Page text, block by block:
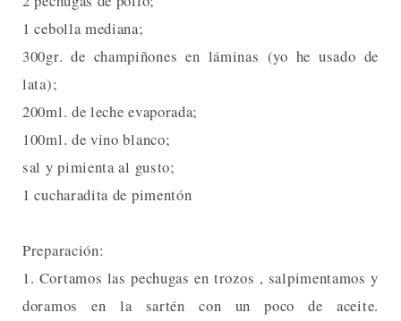
1 cebolla mediana;
300gr. de champiñones en láminas (yo he usado de
lata);
200ml. de leche evaporada;
100ml. de vino blanco;
sal y pimienta al gusto;
1 cucharadita de pimentón
Preparación:
1. Cortamos las pechugas en trozos , salpimentamos y
doramos en la sartén con un poco de aceite.